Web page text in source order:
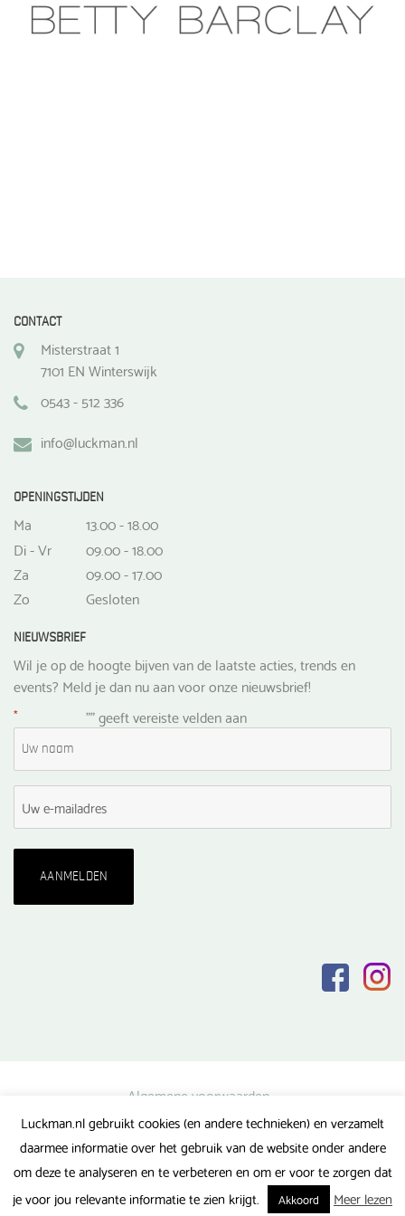
CONTACT
Misterstraat 1
7101 EN Winterswijk
0543 - 512 336
info@luckman.nl
OPENINGSTIJDEN
Ma
13.00 - 18.00
Di - Vr
09.00 - 18.00
Za
09.00 - 17.00
Zo
Gesloten
NIEUWSBRIEF
Wil je op de hoogte bijven van de laatste acties, trends en
events? Meld je dan nu aan voor onze nieuwsbrief!
"
* " geeft vereiste velden aan
Algemene voorwaarden
Privacy verklaring
Veel gestelde vragen
Luckman.nl gebruikt cookies (en andere technieken) en verzamelt
daarmee informatie over het gebruik van de website onder andere
om deze te analyseren en te verbeteren en om er voor te zorgen dat
je voor jou relevante informatie te zien krijgt.
Akkoord Meer lezen